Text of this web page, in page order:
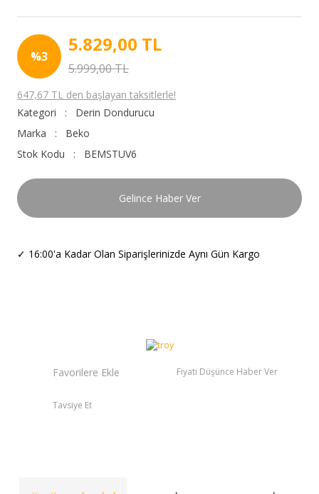
%3
5.829,00 TL
5.999,00 TL
647,67 TL den başlayan taksitlerle!
Kategori
Derin Dondurucu
Marka
Beko
Stok Kodu
BEMSTUV6
Gelince Haber Ver
✓ 16:00'a Kadar Olan Siparişlerinizde Aynı Gün Kargo
Fiyatı Düşünce Haber Ver
Tavsiye Et